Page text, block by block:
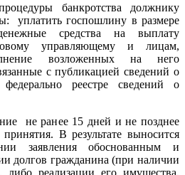
банкротства должнику
уплатить госпошлину в размере
средства на выплату
управляющему и лицам,
возложенных на него
с публикацией сведений о
реестре сведений о
не ранее 15 дней и не позднее
В результате выносится
заявления обоснованным и
долгов гражданина (при наличии
либо реализации его имущества.